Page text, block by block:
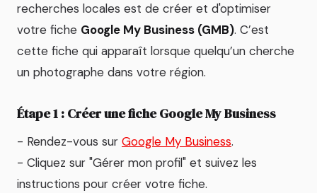
recherches locales est de créer et d'optimiser
votre fiche Google My Business (GMB). C’est
cette fiche qui apparaît lorsque quelqu’un cherche
un photographe dans votre région.
Étape 1 : Créer une fiche Google My Business
- Rendez-vous sur Google My Business.
- Cliquez sur "Gérer mon profil" et suivez les
instructions pour créer votre fiche.